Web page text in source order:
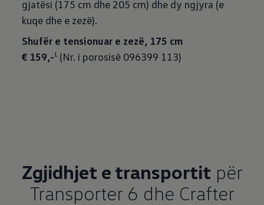
gjatësi (175 cm dhe 205 cm) dhe dy ngjyra (e
kuqe dhe e zezë).
Shufër e tensionuar e zezë, 175 cm
€ 159,-1 (Nr. i porosisë 096399 113)
Zgjidhjet e transportit për
Transporter 6 dhe Crafter